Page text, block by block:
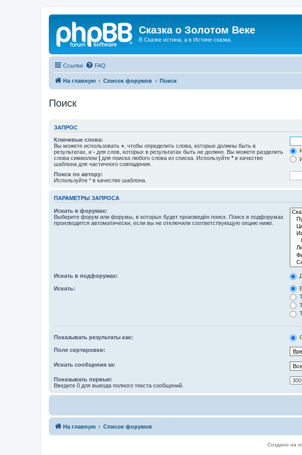
Сказка о Золотом Веке
В Сказке истина, а в Истине сказка.
Ссылки FAQ
На главную Список форумов Поиск
Поиск
ЗАПРОС
Ключевые слова:
Вы можете использовать + , чтобы определить слова, которые должны быть в
результатах, и - для слов, которых в результатах быть не должно. Вы можете разделить
слова символом | для поиска любого слова из списка. Используйте * в качестве
шаблона для частичного совпадения.
Поиск по автору:
Используйте * в качестве шаблона.
ПАРАМЕТРЫ ЗАПРОСА
Искать в форумах:
Выберите форум или форумы, в которых будет произведён поиск. Поиск в подфорумах
производится автоматически, если вы не отключили соответствующую опцию ниже.
Искать в подфорумах:
Искать:
Показывать результаты как:
Поле сортировки:
Искать сообщения за:
Показывать первые:
Введите 0 для вывода полного текста сообщений.
На главную Список форумов
Создано на